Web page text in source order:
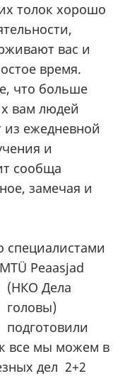
толок хорошо
вас и
время.
что больше
вам людей
из ежедневной
и
сообща
замечая и
специалистами
Peaasjad
(НКО Дела
головы)
подготовили
все мы можем в
дел 2+2